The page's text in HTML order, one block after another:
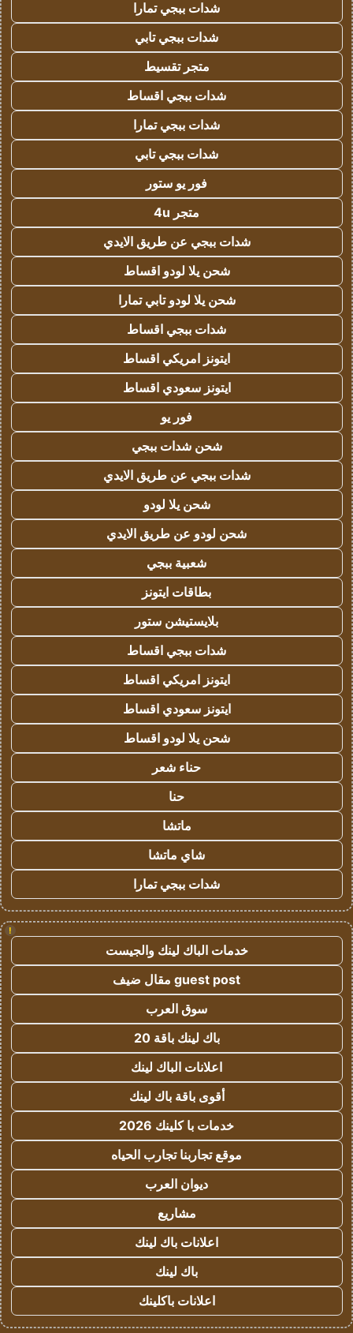
شدات ببجي تمارا
شدات ببجي تابي
متجر تقسيط
شدات ببجي اقساط
شدات ببجي تمارا
شدات ببجي تابي
فور يو ستور
متجر 4u
شدات ببجي عن طريق الايدي
شحن يلا لودو اقساط
شحن يلا لودو تابي تمارا
شدات ببجي اقساط
ايتونز امريكي اقساط
ايتونز سعودي اقساط
فور يو
شحن شدات ببجي
شدات ببجي عن طريق الايدي
شحن يلا لودو
شحن لودو عن طريق الايدي
شعبية ببجي
بطاقات ايتونز
بلايستيشن ستور
شدات ببجي اقساط
ايتونز امريكي اقساط
ايتونز سعودي اقساط
شحن يلا لودو اقساط
حناء شعر
حنا
ماتشا
شاي ماتشا
شدات ببجي تمارا
!
خدمات الباك لينك والجيست
guest post مقال ضيف
سوق العرب
باك لينك باقة 20
اعلانات الباك لينك
أقوى باقة باك لينك
خدمات با كلينك 2026
موقع تجاربنا تجارب الحياه
ديوان العرب
مشاريع
اعلانات باك لينك
باك لينك
اعلانات باكلينك